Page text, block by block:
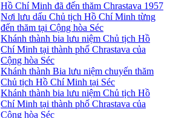
Hồ Chí Minh đã đến thăm Chrastava 1957
Nơi lưu dấu Chủ tịch Hồ Chí Minh từng
đến thăm tại Cộng hòa Séc
Khánh thành bia lưu niệm Chủ tịch Hồ
Chí Minh tại thành phố Chrastava của
Cộng hòa Séc
Khánh thành Bia lưu niệm chuyến thăm
Chủ tịch Hồ Chí Minh tại Séc
Khánh thành bia lưu niệm Chủ tịch Hồ
Chí Minh tại thành phố Chrastava của
Cộng hòa Séc